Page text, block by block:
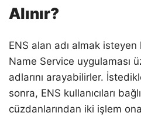
Alınır?
ENS alan adı almak isteyen
Name Service uygulaması
adlarını arayabilirler.
sonra, ENS kullanıcıları
cüzdanlarından iki işlem